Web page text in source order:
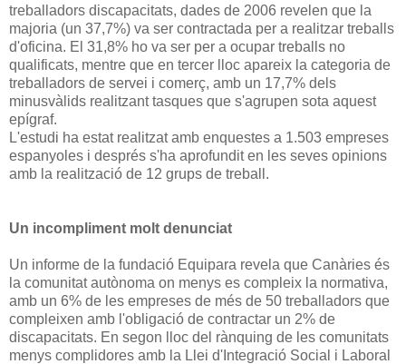
treballadors discapacitats, dades de 2006 revelen que la
majoria (un 37,7%) va ser contractada per a realitzar treballs
d'oficina. El 31,8% ho va ser per a ocupar treballs no
qualificats, mentre que en tercer lloc apareix la categoria de
treballadors de servei i comerç, amb un 17,7% dels
minusvàlids realitzant tasques que s'agrupen sota aquest
epígraf.
L'estudi ha estat realitzat amb enquestes a 1.503 empreses
espanyoles i després s'ha aprofundit en les seves opinions
amb la realització de 12 grups de treball.
Un incompliment molt denunciat
Un informe de la fundació Equipara revela que Canàries és
la comunitat autònoma on menys es compleix la normativa,
amb un 6% de les empreses de més de 50 treballadors que
compleixen amb l'obligació de contractar un 2% de
discapacitats. En segon lloc del rànquing de les comunitats
menys complidores amb la Llei d'Integració Social i Laboral